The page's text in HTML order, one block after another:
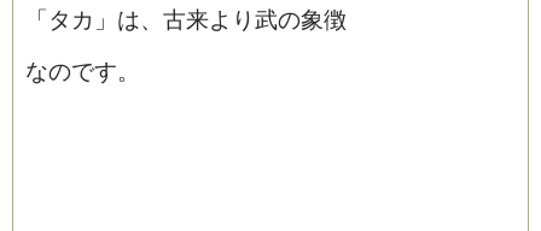
「タカ」は、古来より武の象徴
なのです。